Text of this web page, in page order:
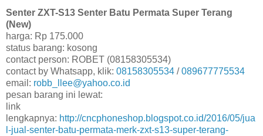
Senter ZXT-S13 Senter Batu Permata Super Terang
(New)
harga: Rp 175.000
status barang: kosong
contact person: ROBET (08158305534)
contact by Whatsapp, klik: 08158305534 /089677775534
email: robb_llee@yahoo.co.id
pesan barang ini lewat:
link
lengkapnya: http://cncphoneshop.blogspot.co.id/2016/05/jua
l-jual-senter-batu-permata-merk-zxt-s13-super-terang-